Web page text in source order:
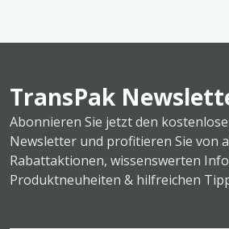
TransPak
Abonnieren Sie jetzt den
Newsletter und profitieren Sie von
Rabattaktionen, wissenswerten
Produktneuheiten & hilfreichen